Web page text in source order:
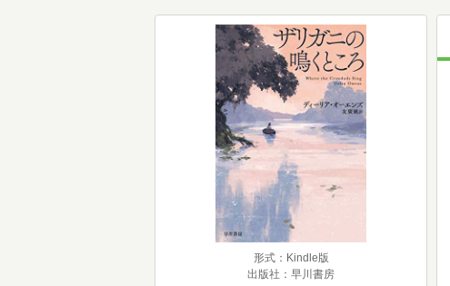
形式：Kindle版
出版社：早川書房